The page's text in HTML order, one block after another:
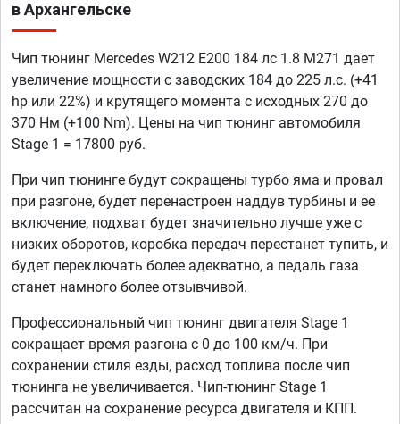
в Архангельске
Чип тюнинг Mercedes W212 E200 184 лс 1.8 M271 дает
увеличение мощности с заводских 184 до 225 л.с. (+41
hp или 22%) и крутящего момента с исходных 270 до
370 Нм (+100 Nm). Цены на чип тюнинг автомобиля
Stage 1 = 17800 руб.
При чип тюнинге будут сокращены турбо яма и провал
при разгоне, будет перенастроен наддув турбины и ее
включение, подхват будет значительно лучше уже с
низких оборотов, коробка передач перестанет тупить, и
будет переключать более адекватно, а педаль газа
станет намного более отзывчивой.
Профессиональный чип тюнинг двигателя Stage 1
сокращает время разгона с 0 до 100 км/ч. При
сохранении стиля езды, расход топлива после чип
тюнинга не увеличивается. Чип-тюнинг Stage 1
рассчитан на сохранение ресурса двигателя и КПП.